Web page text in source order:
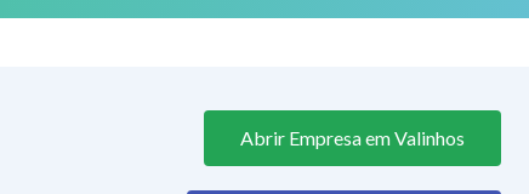
Abrir Empresa em Valinhos